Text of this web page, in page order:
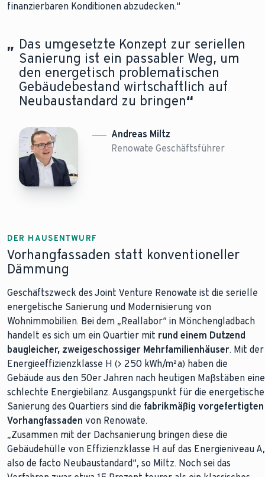
finanzierbaren Konditionen abzudecken.“
„ Das umgesetzte Konzept zur seriellen
Sanierung ist ein passabler Weg, um
den energetisch problematischen
Gebäudebestand wirtschaftlich auf
Neubaustandard zu bringen“
Andreas Miltz
Renowate Geschäftsführer
DER HAUSENTWURF
Vorhangfassaden statt konventioneller
Dämmung
Geschäftszweck des Joint Venture Renowate ist die serielle
energetische Sanierung und Modernisierung von
Wohnimmobilien. Bei dem „Reallabor“ in Mönchengladbach
handelt es sich um ein Quartier mit rund einem Dutzend
baugleicher, zweigeschossiger Mehrfamilienhäuser. Mit der
Energieeffizienzklasse H (> 250 kWh/m²a) haben die
Gebäude aus den 50er Jahren nach heutigen Maßstäben eine
schlechte Energiebilanz. Ausgangspunkt für die energetische
Sanierung des Quartiers sind die fabrikmäßig vorgefertigten
Vorhangfassaden von Renowate.
„Zusammen mit der Dachsanierung bringen diese die
Gebäudehülle von Effizienzklasse H auf das Energieniveau A,
also de facto Neubaustandard“, so Miltz. Noch sei das